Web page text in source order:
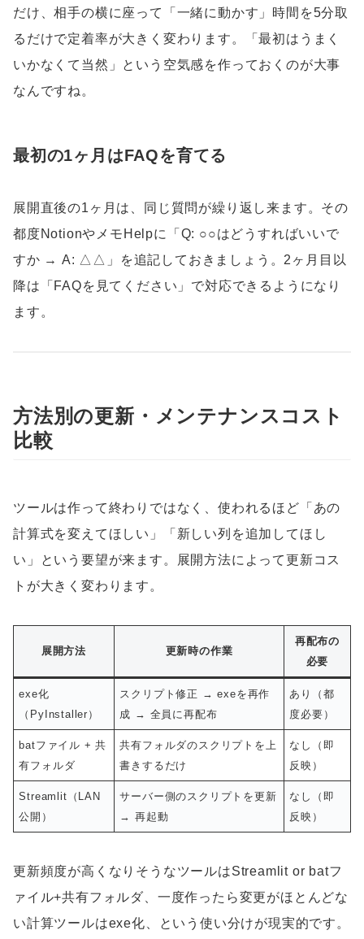
だけ、相手の横に座って「一緒に動かす」時間を5分取
るだけで定着率が大きく変わります。「最初はうまく
いかなくて当然」という空気感を作っておくのが大事
なんですね。
最初の1ヶ月はFAQを育てる
展開直後の1ヶ月は、同じ質問が繰り返し来ます。その
都度NotionやメモHelpに「Q: ○○はどうすればいいで
すか → A: △△」を追記しておきましょう。2ヶ月目以
降は「FAQを見てください」で対応できるようになり
ます。
方法別の更新・メンテナンスコスト
比較
ツールは作って終わりではなく、使われるほど「あの
計算式を変えてほしい」「新しい列を追加してほし
い」という要望が来ます。展開方法によって更新コス
トが大きく変わります。
展開方法 更新時の作業
再配布の
必要
exe化
（PyInstaller）
スクリプト修正 → exeを再作
成 → 全員に再配布
あり（都
度必要）
batファイル + 共
有フォルダ
共有フォルダのスクリプトを上
書きするだけ
なし（即
反映）
Streamlit（LAN
公開）
サーバー側のスクリプトを更新
→ 再起動
なし（即
反映）
更新頻度が高くなりそうなツールはStreamlit or batフ
ァイル+共有フォルダ、一度作ったら変更がほとんどな
い計算ツールはexe化、という使い分けが現実的です。